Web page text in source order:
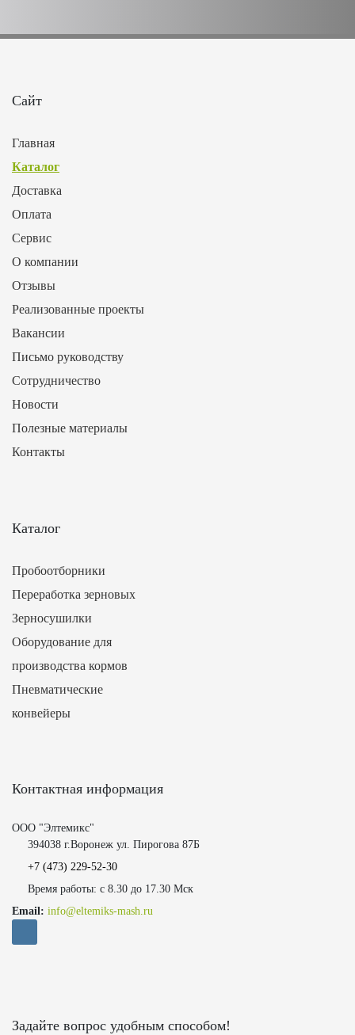
Сайт
Главная
Каталог
Доставка
Оплата
Сервис
О компании
Отзывы
Реализованные проекты
Вакансии
Письмо руководству
Сотрудничество
Новости
Полезные материалы
Контакты
Каталог
Пробоотборники
Переработка зерновых
Зерносушилки
Оборудование для
производства кормов
Пневматические
конвейеры
Контактная информация
ООО "Элтемикс"
394038 г.Воронеж ул. Пирогова 87Б
+7 (473) 229-52-30
Время работы: с 8.30 до 17.30 Мск
Email: info@eltemiks-mash.ru
Задайте вопрос удобным способом!